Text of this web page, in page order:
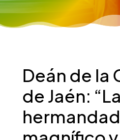
Deán de la
de Jaén: